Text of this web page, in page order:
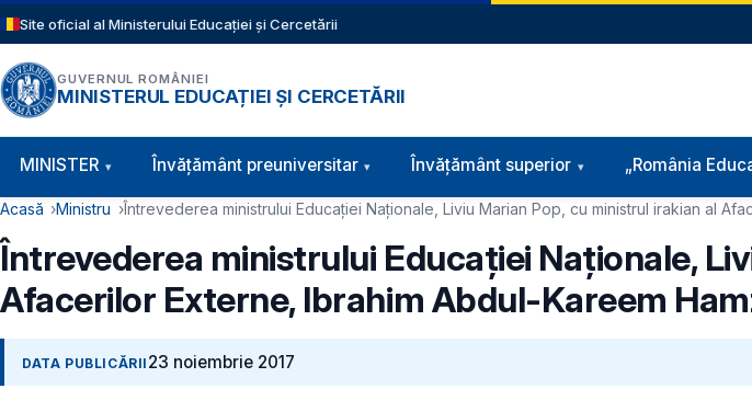
Sari la conținutul principal
Site oficial al Ministerului Educației și Cercetării
GUVERNUL ROMÂNIEI
MINISTERUL EDUCAȚIEI ȘI CERCETĂRII
Navigație principală
MINISTER Învăţământ preuniversitar Învățământ superior „România
Cale de navigare
Acasă Ministru Întrevederea ministrului Educației Naționale, Liviu Marian Pop, cu ministrul irakian al
Întrevederea ministrului Educației Naționale,
Afacerilor Externe, Ibrahim Abdul-Kareem
DATA PUBLICĂRII 23 noiembrie 2017